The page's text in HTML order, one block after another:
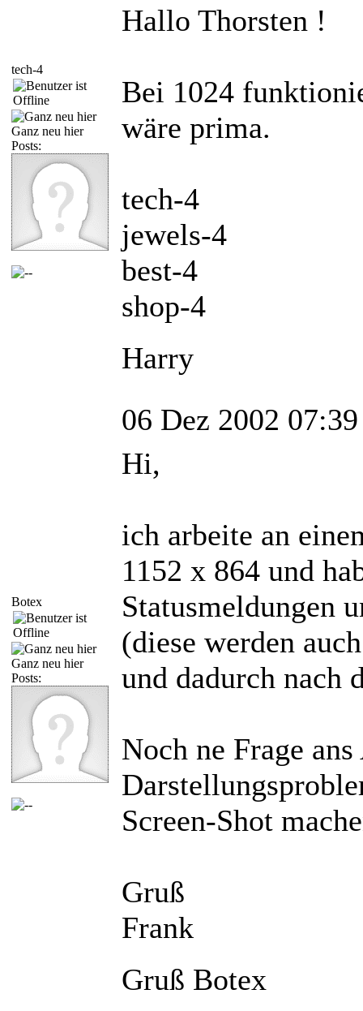
tech-4
Ganz neu hier
Posts:
Hallo Thorsten !
Bei 1024
wäre prima.
tech-4
jewels-4
best-4
shop-4
Harry
Botex
Ganz neu hier
Posts:
06 Dez 2002 07:39
Hi,
ich arbeite an
1152 x 864 und
Statusmeldungen
(diese werden
und dadurch nach
Noch ne Frage
Screen-Shot
Gruß
Frank
Gruß Botex